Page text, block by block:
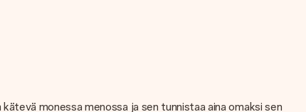
monessa menossa ja sen tunnistaa aina omaksi sen